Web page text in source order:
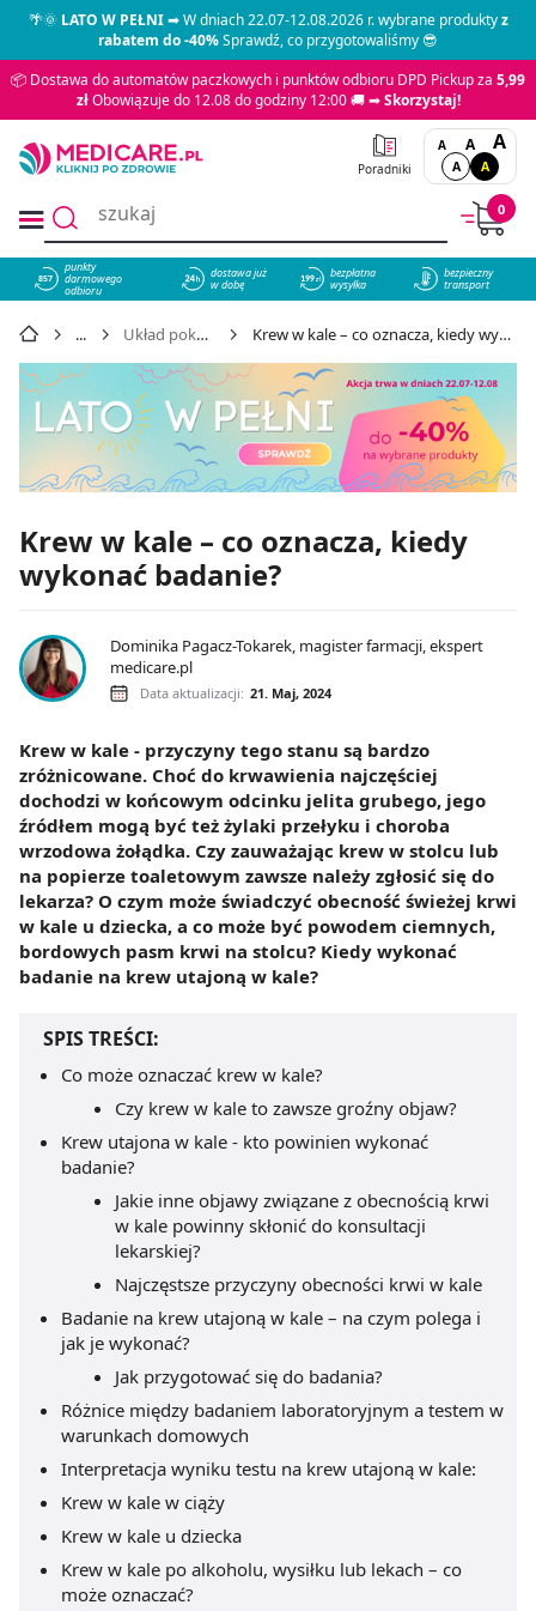
🌴🌞LATO W PEŁNI➡ W dniach 22.07-12.08.2026 r. wybrane produktyz
rabatem do -40%Sprawdź, co przygotowaliśmy 😎
📦 Dostawa do automatów paczkowych i punktów odbioru DPD Pickup za 5,99
złObowiązuje do 12.08 do godziny 12:00 🚚 ➡Skorzystaj!
Poradniki
A A A
A A
0
857
punkty
darmowego
odbioru
dostawa już
w dobę
bezpłatna
wysyłka
bezpieczny
transport
Układ pokarmowy Krew w kale – co oznacza, kiedy wykonać badanie?
Krew w kale – co oznacza, kiedy
wykonać badanie?
Dominika Pagacz-Tokarek, magister farmacji, ekspert
medicare.pl
Data aktualizacji: 21. Maj, 2024
Krew w kale - przyczyny tego stanu są bardzo
zróżnicowane. Choć do krwawienia najczęściej
dochodzi w końcowym odcinku jelita grubego, jego
źródłem mogą być też żylaki przełyku i choroba
wrzodowa żołądka. Czy zauważając krew w stolcu lub
na popierze toaletowym zawsze należy zgłosić się do
lekarza? O czym może świadczyć obecność świeżej krwi
w kale u dziecka, a co może być powodem ciemnych,
bordowych pasm krwi na stolcu? Kiedy wykonać
badanie na krew utajoną w kale?
SPIS TREŚCI:
Co może oznaczać krew w kale?
Czy krew w kale to zawsze groźny objaw?
Krew utajona w kale - kto powinien wykonać
badanie?
Jakie inne objawy związane z obecnością krwi
w kale powinny skłonić do konsultacji
lekarskiej?
Najczęstsze przyczyny obecności krwi w kale
Badanie na krew utajoną w kale – na czym polega i
jak je wykonać?
Jak przygotować się do badania?
Różnice między badaniem laboratoryjnym a testem w
warunkach domowych
Interpretacja wyniku testu na krew utajoną w kale:
Krew w kale w ciąży
Krew w kale u dziecka
Krew w kale po alkoholu, wysiłku lub lekach – co
może oznaczać?